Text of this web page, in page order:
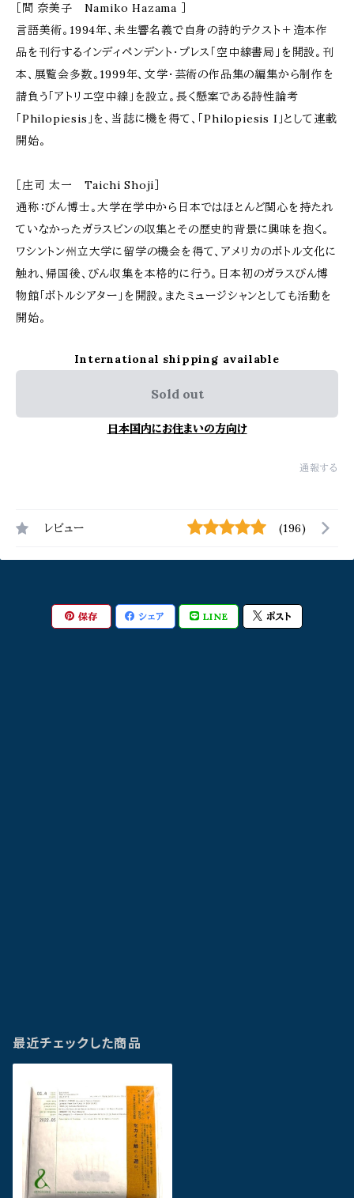
［間 奈美子 Namiko Hazama ］
言語美術。1994年、未生響名義で自身の詩的テクスト＋造本作
品を刊行するインディペンデント・プレス「空中線書局」を開設。刊
本、展覧会多数。1999年、文学・芸術の作品集の編集から制作を
請負う「アトリエ空中線」を設立。長く懸案である詩性論考
「Philopiesis」を、当誌に機を得て、「Philopiesis I」として連載
開始。
［庄司 太一 Taichi Shoji］
通称：びん博士。大学在学中から日本ではほとんど関心を持たれ
ていなかったガラスビンの収集とその歴史的背景に興味を抱く。
ワシントン州立大学に留学の機会を得て、アメリカのボトル文化に
触れ、帰国後、びん収集を本格的に行う。日本初のガラスびん博
物館「ボトルシアター」を開設。またミュージシャンとしても活動を
開始。
International shipping available
Sold out
日本国内にお住まいの方向け
通報する
レビュー (196)
保存 シェア LINE ポスト
最近チェックした商品